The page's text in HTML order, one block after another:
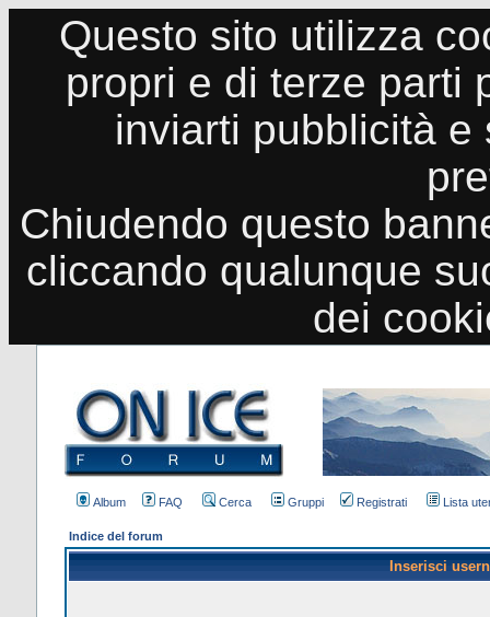
Questo sito utilizza
propri e di terze parti
inviarti pubblicità
Chiudendo questo
cliccando qualunque
dei
Album FAQ Cerca Gruppi Registrati Lista
Indice del forum
Inserisci